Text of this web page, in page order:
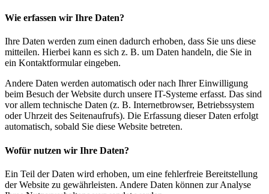
Wie erfassen wir Ihre Daten?
Ihre Daten werden zum einen dadurch erhoben, dass Sie uns diese
mitteilen. Hierbei kann es sich z. B. um Daten handeln, die Sie in
ein Kontaktformular eingeben.
Andere Daten werden automatisch oder nach Ihrer Einwilligung
beim Besuch der Website durch unsere IT-Systeme erfasst. Das sind
vor allem technische Daten (z. B. Internetbrowser, Betriebssystem
oder Uhrzeit des Seitenaufrufs). Die Erfassung dieser Daten erfolgt
automatisch, sobald Sie diese Website betreten.
Wofür nutzen wir Ihre Daten?
Ein Teil der Daten wird erhoben, um eine fehlerfreie Bereitstellung
der Website zu gewährleisten. Andere Daten können zur Analyse